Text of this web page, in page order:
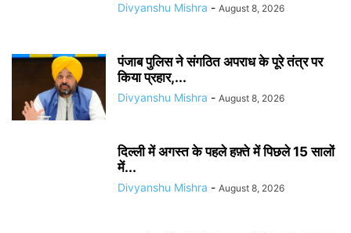
Divyanshu Mishra - August 8, 2026
पंजाब पुलिस ने संगठित अपराध के पूरे तंत्र पर
किया प्रहार,...
Divyanshu Mishra - August 8, 2026
दिल्ली में अगस्त के पहले हफ़्ते में पिछले 15 सालों
में...
Divyanshu Mishra - August 8, 2026